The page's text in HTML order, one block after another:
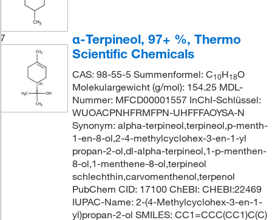
7
α-Terpineol, 97+ %, Thermo
Scientific Chemicals
CAS: 98-55-5 Summenformel: C10H18O
Molekulargewicht (g/mol): 154.25 MDL-
Nummer: MFCD00001557 InChI-Schlüssel:
WUOACPNHFRMFPN-UHFFFAOYSA-N
Synonym: alpha-terpineol,terpineol,p-menth-
1-en-8-ol,2-4-methylcyclohex-3-en-1-yl
propan-2-ol,dl-alpha-terpineol,1-p-menthen-
8-ol,1-menthene-8-ol,terpineol
schlechthin,carvomenthenol,terpenol
PubChem CID: 17100 ChEBI: CHEBI:22469
IUPAC-Name: 2-(4-Methylcyclohex-3-en-1-
yl)propan-2-ol SMILES: CC1=CCC(CC1)C(C)